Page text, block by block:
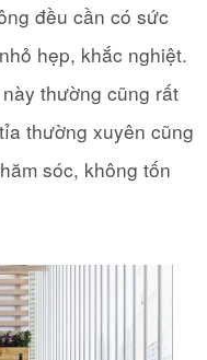
đều cần có sức
hẹp, khắc nghiệt.
thường cũng rất
thường xuyên cũng
sóc, không tốn